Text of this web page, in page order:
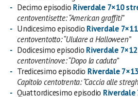
Decimo episodio Riverdale 7×10
centoventisette: “American graffiti”
Undicesimo episodio Riverdale
centoventotto: “Ululare a Halloween”
Dodicesimo episodio Riverdale
centoventinove: “Dopo la caduta”
Tredicesimo episodio Riverdale
Capitolo centotrenta: “Caccia alle
Quattordicesimo episodio